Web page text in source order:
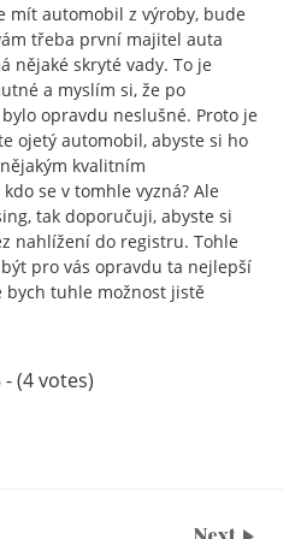
mít automobil z výroby, bude
třeba první majitel auta
nějaké skryté vady. To je
a myslím si, že po
opravdu neslušné. Proto je
ojetý automobil, abyste si ho
kvalitním
se v tomhle vyzná? Ale
tak doporučuji, abyste si
nahlížení do registru. Tohle
pro vás opravdu ta nejlepší
bych tuhle možnost jistě
(4 votes)